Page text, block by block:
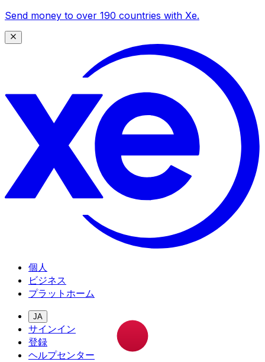
Send money to over 190 countries with Xe.
個人
ビジネス
プラットホーム
JA
サインイン
登録
ヘルプセンター